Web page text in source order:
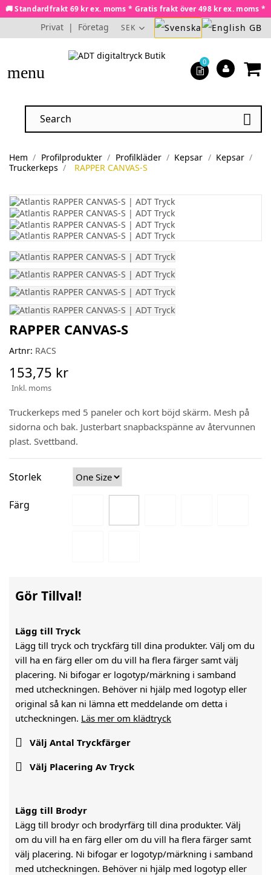
🚚 Standardfrakt 69 kr ex. moms * Gratis frakt över 498 kr ex. moms *
Privat | Företag SEK
menu

0
Hem Profilprodukter Profilkläder Kepsar
Kepsar
Truckerkeps
RAPPER CANVAS-S
RAPPER CANVAS-S
Artnr: RACS
153,75 kr
Inkl. moms
Truckerkeps med 5 paneler och kort böjd skärm. Mesh på
sidorna och bak. Justerbart snapbackspänne av återvunnen
plast. Svettband.
Storlek
Färg
Gör Tillval!
Lägg till Tryck
Lägg till tryck och tryckfärg till dina produkter. Välj om du
vill ha en färg eller om du vill ha flera färger samt välj
placering. Ni bifogar er logotyp/märkning i samband
med utcheckningen. Behöver ni hjälp med logotyp eller
original så kan ni lämna ett meddelande om detta i
utcheckningen. Läs mer om klädtryck
 Välj Antal Tryckfärger
 Välj Placering Av Tryck
Lägg till Brodyr
Lägg till brodyr och brodyrfärg till dina produkter. Välj
om du vill ha en färg eller om du vill ha flera färger samt
välj placering. Ni bifogar er logotyp/märkning i samband
med utcheckningen. Behöver ni hjälp med logotyp eller